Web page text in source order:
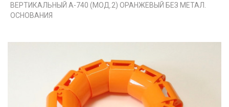
ВЕРТИКАЛЬНЫЙ А-740 (МОД.2) ОРАНЖЕВЫЙ БЕЗ МЕТАЛ.
ОСНОВАНИЯ